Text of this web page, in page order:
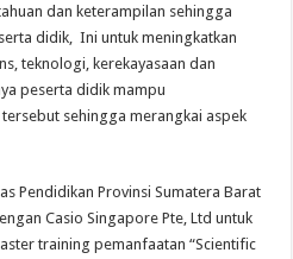
dan keterampilan sehingga
didik, Ini untuk meningkatkan
teknologi, kerekayasaan dan
peserta didik mampu
sehingga merangkai aspek
Pendidikan Provinsi Sumatera Barat
Casio Singapore Pte, Ltd untuk
training pemanfaatan “Scientific